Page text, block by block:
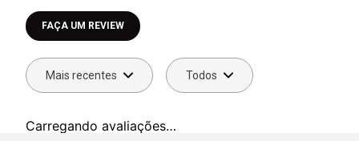
Faça login para escrever uma avaliação.
Mais recentes Todos
Carregando avaliações…